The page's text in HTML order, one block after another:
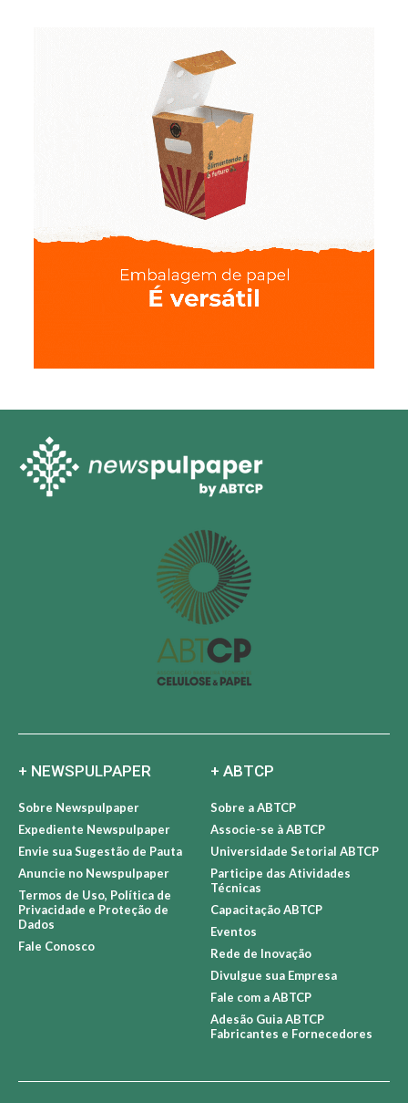
+ NEWSPULPAPER
Sobre Newspulpaper
Expediente Newspulpaper
Envie sua Sugestão de Pauta
Anuncie no Newspulpaper
Termos de Uso, Política de
Privacidade e Proteção de
Dados
Fale Conosco
+ ABTCP
Sobre a ABTCP
Associe-se à ABTCP
Universidade Setorial ABTCP
Participe das Atividades
Técnicas
Capacitação ABTCP
Eventos
Rede de Inovação
Divulgue sua Empresa
Fale com a ABTCP
Adesão Guia ABTCP
Fabricantes e Fornecedores